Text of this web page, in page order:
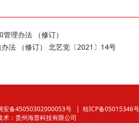
理办法 （修订）
法 （修订） 北艺党〔2021〕14号
安备45050302000053号
| 桂ICP备05015346号
术： 贵州海普科技有限公司